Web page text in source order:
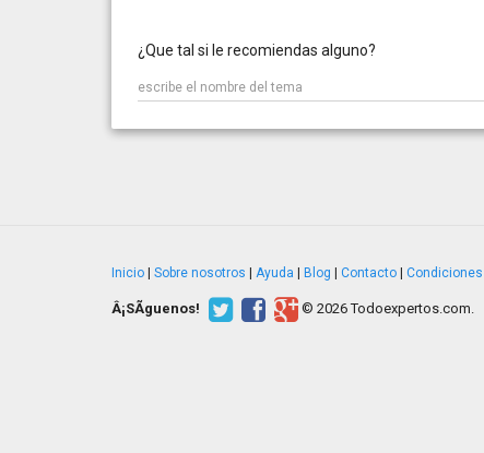
¿Que tal si le recomiendas alguno?
Inicio Sobre nosotros Ayuda Blog Contacto
Â¡SÃ­guenos! © 2026 Todoexpertos.com.